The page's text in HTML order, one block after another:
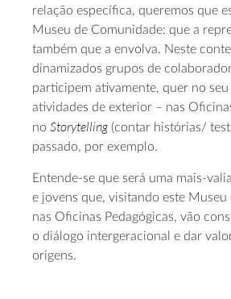
relação específica, queremos que
Museu de Comunidade: que a
também que a envolva. Neste
dinamizados grupos de
participem ativamente, quer no
atividades de exterior – nas
no Storytelling(contar histórias/
passado, por exemplo.
Entende-se que será uma mais-
e jovens que, visitando este Museu
nas Oficinas Pedagógicas, vão
o diálogo intergeracional e dar
origens.